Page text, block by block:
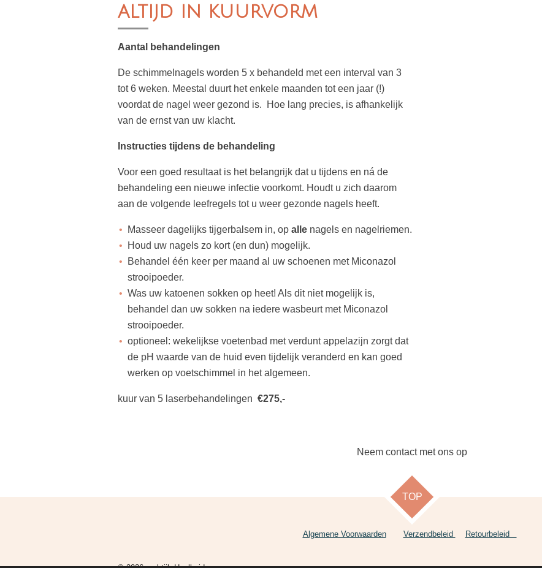
altijd in kuurvorm
Aantal behandelingen
De schimmelnagels worden 5 x behandeld met een interval van 3
tot 6 weken. Meestal duurt het enkele maanden tot een jaar (!)
voordat de nagel weer gezond is. Hoe lang precies, is afhankelijk
van de ernst van uw klacht.
Instructies tijdens de behandeling
Voor een goed resultaat is het belangrijk dat u tijdens en ná de
behandeling een nieuwe infectie voorkomt. Houdt u zich daarom
aan de volgende leefregels tot u weer gezonde nagels heeft.
Masseer dagelijks tijgerbalsem in, op allenagels en nagelriemen.
Houd uw nagels zo kort (en dun) mogelijk.
Behandel één keer per maand al uw schoenen met Miconazol
strooipoeder.
Was uw katoenen sokken op heet! Als dit niet mogelijk is,
behandel dan uw sokken na iedere wasbeurt met Miconazol
strooipoeder.
optioneel: wekelijkse voetenbad met verdunt appelazijn zorgt dat
de pH waarde van de huid even tijdelijk veranderd en kan goed
werken op voetschimmel in het algemeen.
kuur van 5 laserbehandelingen €275,-
Neem contact met ons op
TOP
Algemene Voorwaarden Verzendbeleid Retourbeleid